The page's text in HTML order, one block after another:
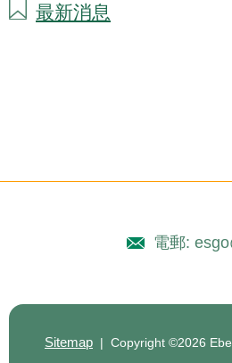
最新消息
電郵:
Sitemap | Copyright ©2026